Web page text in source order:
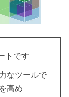
トです
なツールで
高め